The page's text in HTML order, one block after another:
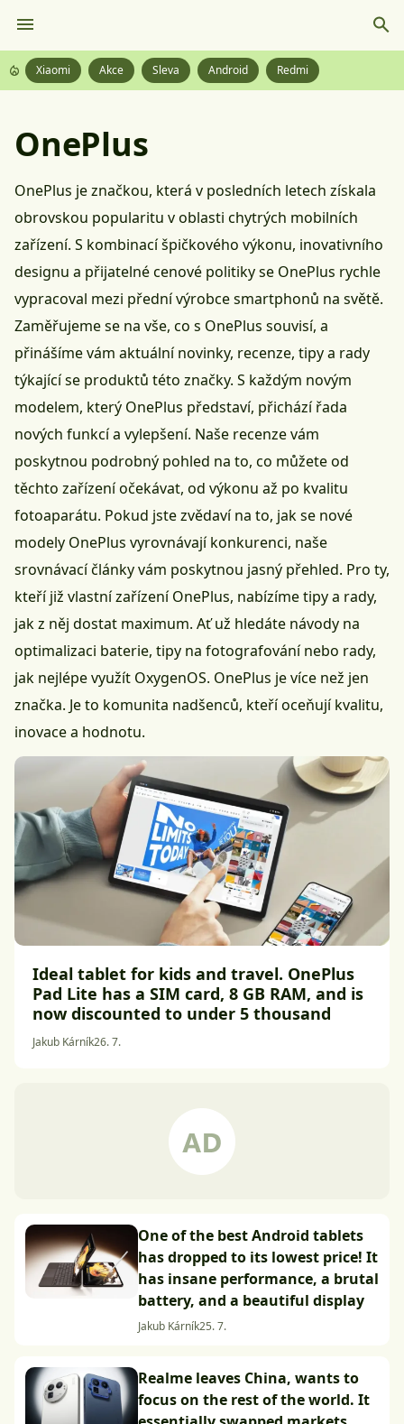
Xiaomi Akce Sleva Android Redmi
OnePlus
OnePlus je značkou, která v posledních letech získala
obrovskou popularitu v oblasti chytrých mobilních
zařízení. S kombinací špičkového výkonu, inovativního
designu a přijatelné cenové politiky se OnePlus rychle
vypracoval mezi přední výrobce smartphonů na světě.
Zaměřujeme se na vše, co s OnePlus souvisí, a
přinášíme vám aktuální novinky, recenze, tipy a rady
týkající se produktů této značky. S každým novým
modelem, který OnePlus představí, přichází řada
nových funkcí a vylepšení. Naše recenze vám
poskytnou podrobný pohled na to, co můžete od
těchto zařízení očekávat, od výkonu až po kvalitu
fotoaparátu. Pokud jste zvědaví na to, jak se nové
modely OnePlus vyrovnávají konkurenci, naše
srovnávací články vám poskytnou jasný přehled. Pro ty,
kteří již vlastní zařízení OnePlus, nabízíme tipy a rady,
jak z něj dostat maximum. Ať už hledáte návody na
optimalizaci baterie, tipy na fotografování nebo rady,
jak nejlépe využít OxygenOS. OnePlus je více než jen
značka. Je to komunita nadšenců, kteří oceňují kvalitu,
inovace a hodnotu.
Ideal tablet for kids and travel. OnePlus
Pad Lite has a SIM card, 8 GB RAM, and is
now discounted to under 5 thousand
Jakub Kárník26. 7.
One of the best Android tablets
has dropped to its lowest price! It
has insane performance, a brutal
battery, and a beautiful display
Jakub Kárník25. 7.
Realme leaves China, wants to
focus on the rest of the world. It